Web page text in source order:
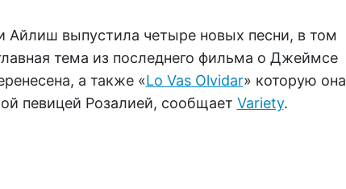
Айлиш выпустила четыре новых песни, в том
тема из последнего фильма о Джеймсе
а также «Lo Vas Olvidar» которую она
певицей Розалией, сообщает Variety.